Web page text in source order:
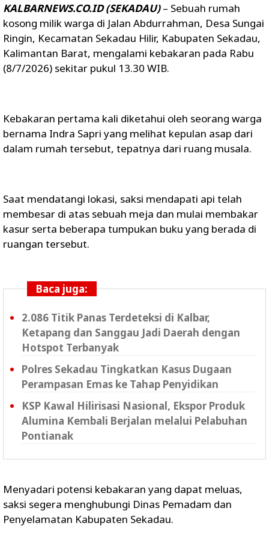
KALBARNEWS.CO.ID (SEKADAU)– Sebuah rumah
kosong milik warga di Jalan Abdurrahman, Desa Sungai
Ringin, Kecamatan Sekadau Hilir, Kabupaten Sekadau,
Kalimantan Barat, mengalami kebakaran pada Rabu
(8/7/2026) sekitar pukul 13.30 WIB.
Kebakaran pertama kali diketahui oleh seorang warga
bernama Indra Sapri yang melihat kepulan asap dari
dalam rumah tersebut, tepatnya dari ruang musala.
Saat mendatangi lokasi, saksi mendapati api telah
membesar di atas sebuah meja dan mulai membakar
kasur serta beberapa tumpukan buku yang berada di
ruangan tersebut.
Baca juga:
2.086 Titik Panas Terdeteksi di Kalbar,
Ketapang dan Sanggau Jadi Daerah dengan
Hotspot Terbanyak
Polres Sekadau Tingkatkan Kasus Dugaan
Perampasan Emas ke Tahap Penyidikan
KSP Kawal Hilirisasi Nasional, Ekspor Produk
Alumina Kembali Berjalan melalui Pelabuhan
Pontianak
Menyadari potensi kebakaran yang dapat meluas,
saksi segera menghubungi Dinas Pemadam dan
Penyelamatan Kabupaten Sekadau.